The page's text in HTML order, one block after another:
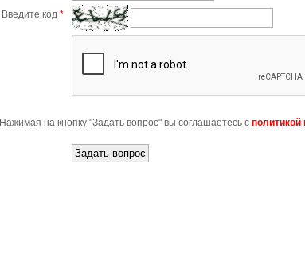
Введите код *
Нажимая на кнопку "Задать вопрос" вы соглашаетесь с